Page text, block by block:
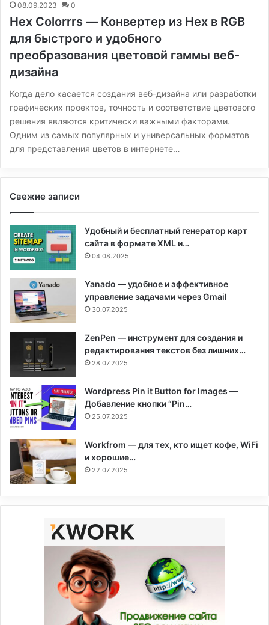
08.09.2023 0
Hex Colorrrs — Конвертер из Hex в RGB
для быстрого и удобного
преобразования цветовой гаммы веб-
дизайна
Когда дело касается создания веб-дизайна или разработки
графических проектов, точность и соответствие цветового
решения являются критически важными факторами.
Одним из самых популярных и универсальных форматов
для представления цветов в интернете…
Свежие записи
Удобный и бесплатный генератор карт
сайта в формате XML и…
04.08.2025
Yanado — удобное и эффективное
управление задачами через Gmail
30.07.2025
ZenPen — инструмент для создания и
редактирования текстов без лишних…
28.07.2025
Wordpress Pin it Button for Images —
Добавление кнопки “Pin…
25.07.2025
Workfrom — для тех, кто ищет кофе, WiFi
и хорошие…
22.07.2025